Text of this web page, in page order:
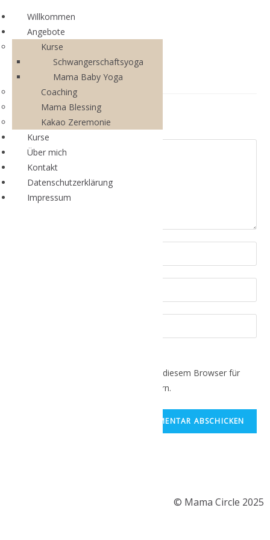
Schreibe einen Kommentar
Name, E-Mail-Adresse und Website in diesem Browser für
meinen nächsten Kommentar speichern.
© Mama Circle 2025
Willkommen
Angebote
Kurse
Schwangerschaftsyoga
Mama Baby Yoga
Coaching
Mama Blessing
Kakao Zeremonie
Kurse
Über mich
Kontakt
Datenschutzerklärung
Impressum